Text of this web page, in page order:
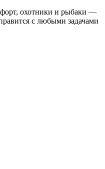
охотники и рыбаки —
с любыми задачами